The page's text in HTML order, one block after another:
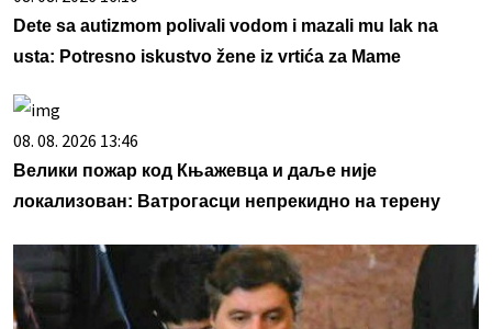
Dete sa autizmom polivali vodom i mazali mu lak na
usta: Potresno iskustvo žene iz vrtića za Mame
08. 08. 2026 13:46
Велики пожар код Књажевца и даље није
локализован: Ватрогасци непрекидно на терену